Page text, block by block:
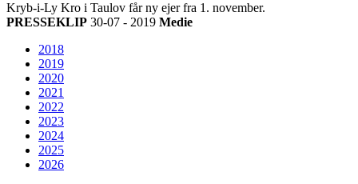
Kryb-i-Ly Kro i Taulov får ny ejer fra 1. november.
PRESSEKLIP 30-07 - 2019 Medie
2018
2019
2020
2021
2022
2023
2024
2025
2026